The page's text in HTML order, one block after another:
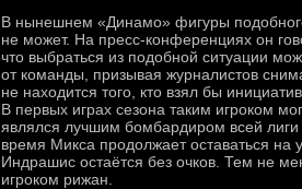
В нынешнем «Динамо» фигуры
не может. На пресс-конференциях он
что выбраться из подобной ситуации
от команды, призывая журналистов
не находится того, кто взял бы
В первых играх сезона таким игроком
являлся лучшим бомбардиром всей
время Микса продолжает оставаться на
Индрашис остаётся без очков. Тем не
игроком рижан.